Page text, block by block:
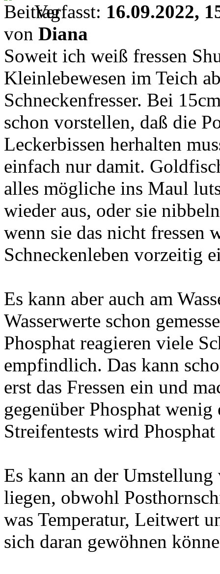
Verfasst: 16.09.2022,
von Diana
Soweit ich weiß fressen
Kleinlebewesen im Teich
Schneckenfresser. Bei
schon vorstellen, daß die
Leckerbissen herhalten
einfach nur damit.
alles mögliche ins Maul
wieder aus, oder sie
wenn sie das nicht fressen
Schneckenleben vorzeitig
Es kann aber auch am
Wasserwerte schon
Phosphat reagieren viele
empfindlich. Das kann
erst das Fressen ein und
gegenüber Phosphat
Streifentests wird
Es kann an der
liegen, obwohl
was Temperatur, Leitwert
sich daran gewöhnen